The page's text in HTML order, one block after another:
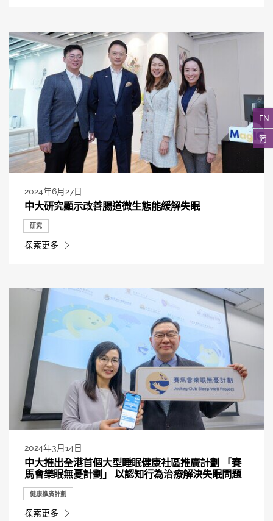
EN
简
2024年6月27日
中大研究顯示改善腸道微生態能緩解失眠
研究
探索更多
2024年3月14日
中大推出全港首個大型睡眠健康社區推廣計劃 「賽
馬會樂眠無憂計劃」 以認知行為治療解決失眠問題
健康推廣計劃
探索更多